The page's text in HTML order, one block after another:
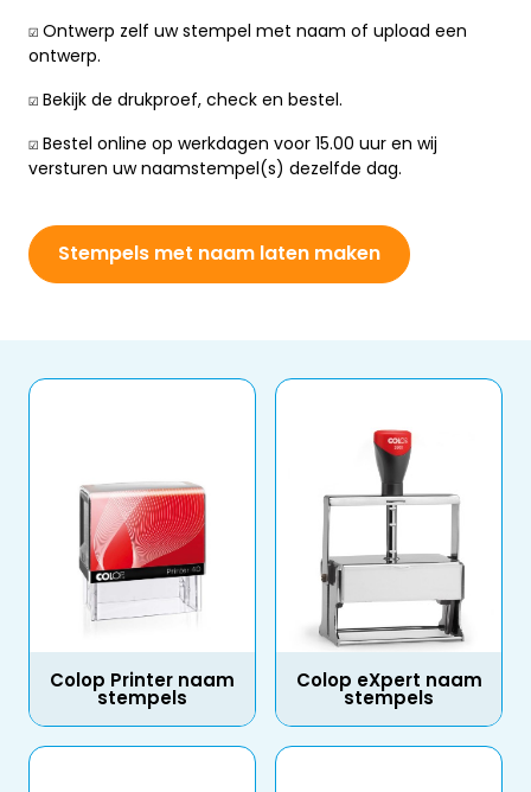
☑️ Ontwerp zelf uw stempel met naam of upload een
ontwerp.
☑️ Bekijk de drukproef, check en bestel.
☑️ Bestel online op werkdagen voor 15.00 uur en wij
versturen uw naamstempel(s) dezelfde dag.
Stempels met naam laten maken
Colop Printer naam
stempels
Colop eXpert naam
stempels